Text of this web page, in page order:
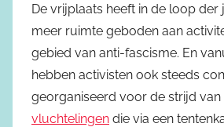
De vrijplaats heeft in de loop der
meer ruimte geboden aan
gebied van anti-fascisme. En
hebben activisten ook steeds
georganiseerd voor de strijd van
vluchtelingen die via een